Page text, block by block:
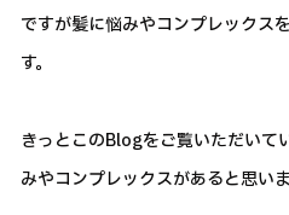
ですが髪に悩みやコンプレックス
す。
きっとこのBlogをご覧いただいて
みやコンプレックスがあると思いま